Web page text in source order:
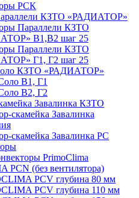
РСК
КЗТО «РАДИАТОР»
Параллели КЗТО
В1,В2 шаг 25
Параллели КЗТО
Г1, Г2 шаг 25
КЗТО «РАДИАТОР»
В1, Г1
В2, Г2
Завалинка КЗТО
скамейка Завалинка
скамейка Завалинка РС
PrimoClima
PCN (без вентилятора)
PCV глубина 80 мм
PCV глубина 110 мм